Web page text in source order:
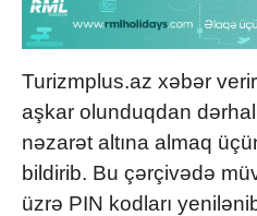
Turizmplus.az xəbər
aşkar olunduqdan
nəzarət altına almaq
bildirib. Bu çərçivədə
üzrə PIN kodları